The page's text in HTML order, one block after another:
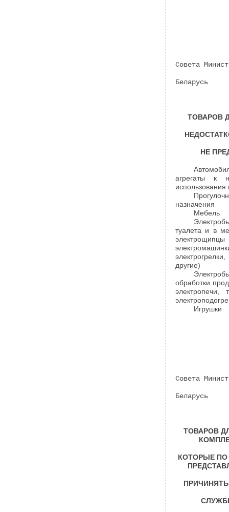
Совета
Беларусь
ТОВАРОВ
НЕ
агрегаты к
назначения
Мебель
туалета и в
другие)
обработки
электропечи,
Игрушки
Совета
Беларусь
ТОВАРОВ
КОТОРЫЕ ПО